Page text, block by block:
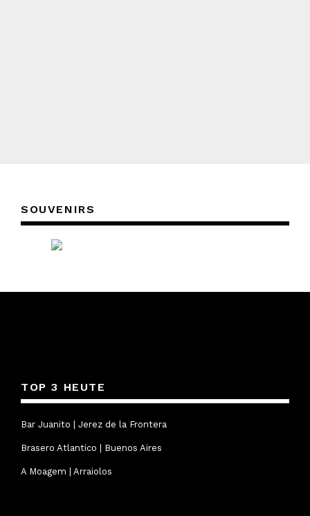
SOUVENIRS
TOP 3 HEUTE
Bar Juanito | Jerez de la Frontera
Brasero Atlantico | Buenos Aires
A Moagem | Arraiolos